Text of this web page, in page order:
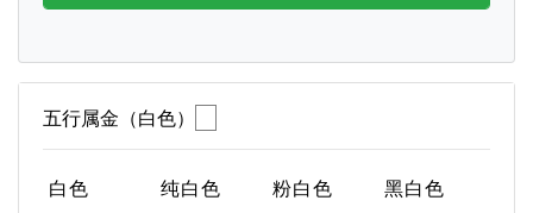
五行属金（白色）
白色 纯白色 粉白色
黑白色